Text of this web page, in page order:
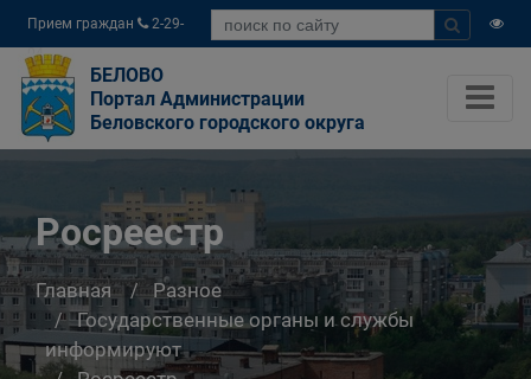
Прием граждан
2-29-
04
БЕЛОВО
Портал Администрации
Беловского городского округа
Росреестр
Главная
Разное
Государственные органы и службы
информируют